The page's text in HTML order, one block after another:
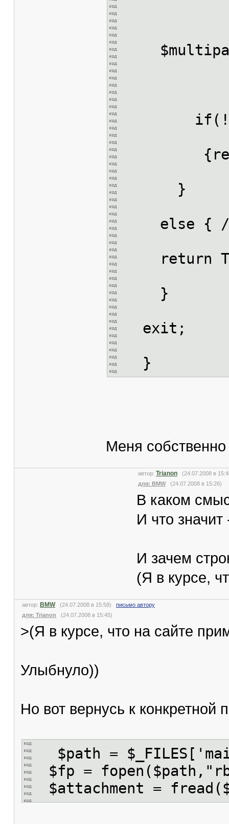
{return
}
else { ////
return
}
exit;
}
Меня
автор: Trianon (24.07.2008 в
для: BMW(24.07.2008 в 15:26)
В каком
И что значит
И зачем
(Я в курсе,
автор: BMW(24.07.2008 в 15:58) письмо автору
для: Trianon (24.07.2008 в 15:45)
>(Я в курсе, что на сайте
Улыбнуло))
Но вот вернусь к конкретной
$path =
$fp =
$attachment =